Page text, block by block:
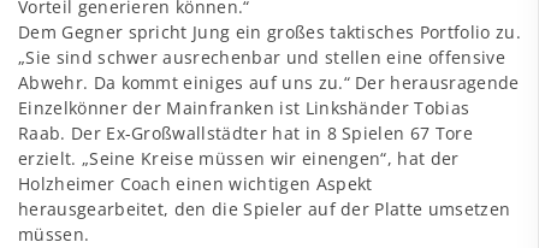
Vorteil generieren können.“
Dem Gegner spricht Jung ein großes taktisches Portfolio zu.
„Sie sind schwer ausrechenbar und stellen eine offensive
Abwehr. Da kommt einiges auf uns zu.“ Der herausragende
Einzelkönner der Mainfranken ist Linkshänder Tobias
Raab. Der Ex-Großwallstädter hat in 8 Spielen 67 Tore
erzielt. „Seine Kreise müssen wir einengen“, hat der
Holzheimer Coach einen wichtigen Aspekt
herausgearbeitet, den die Spieler auf der Platte umsetzen
müssen.